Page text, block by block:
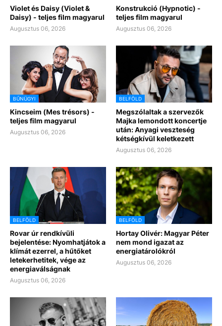
Violet és Daisy (Violet &
Daisy) - teljes film magyarul
Augusztus 06, 2026
Konstrukció (Hypnotic) -
teljes film magyarul
Augusztus 06, 2026
BŰNÜGYI
Kincseim (Mes trésors) -
teljes film magyarul
Augusztus 06, 2026
BELFÖLD
Megszólaltak a szervezők
Majka lemondott koncertje
után: Anyagi veszteség
kétségkívül keletkezett
Augusztus 06, 2026
BELFÖLD
Rovar úr rendkívüli
bejelentése: Nyomhatjátok a
klímát ezerrel, a hűtőket
letekerhetitek, vége az
energiaválságnak
Augusztus 06, 2026
BELFÖLD
Hortay Olivér: Magyar Péter
nem mond igazat az
energiatárolókról
Augusztus 06, 2026